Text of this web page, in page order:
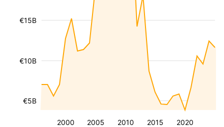
2000 2005 2010 2015 2020
€5B
€10B
€15B